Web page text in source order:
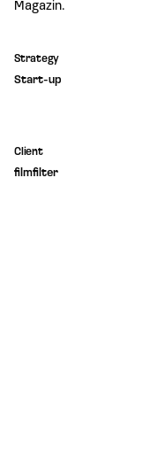
Magazin.
Strategy
Start-up
Client
filmfilter